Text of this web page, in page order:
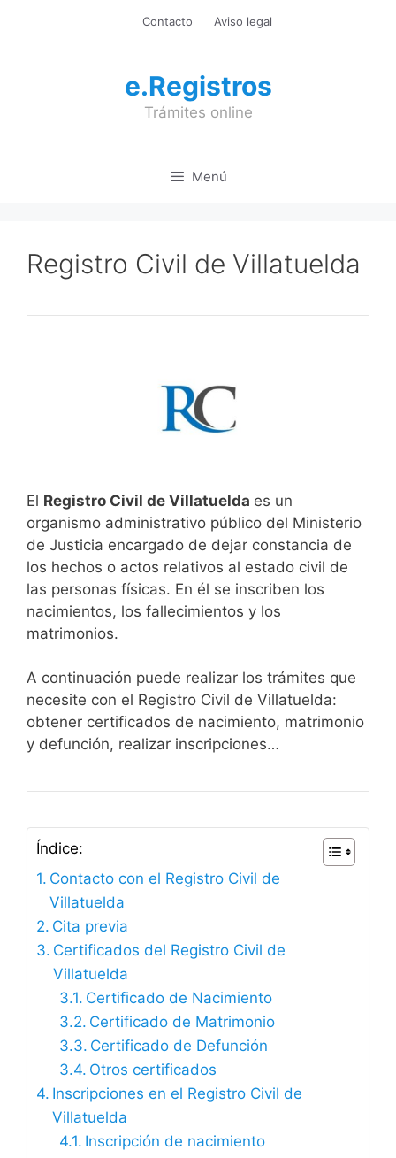
Contacto Aviso legal
e.Registros
Trámites online
Menú
Registro Civil de Villatuelda
El Registro Civil de Villatuelda es un
organismo administrativo público del Ministerio
de Justicia encargado de dejar constancia de
los hechos o actos relativos al estado civil de
las personas físicas. En él se inscriben los
nacimientos, los fallecimientos y los
matrimonios.
A continuación puede realizar los trámites que
necesite con el Registro Civil de Villatuelda:
obtener certificados de nacimiento, matrimonio
y defunción, realizar inscripciones…
Índice:
Contacto con el Registro Civil de
Villatuelda
Cita previa
Certificados del Registro Civil de
Villatuelda
Certificado de Nacimiento
Certificado de Matrimonio
Certificado de Defunción
Otros certificados
Inscripciones en el Registro Civil de
Villatuelda
Inscripción de nacimiento